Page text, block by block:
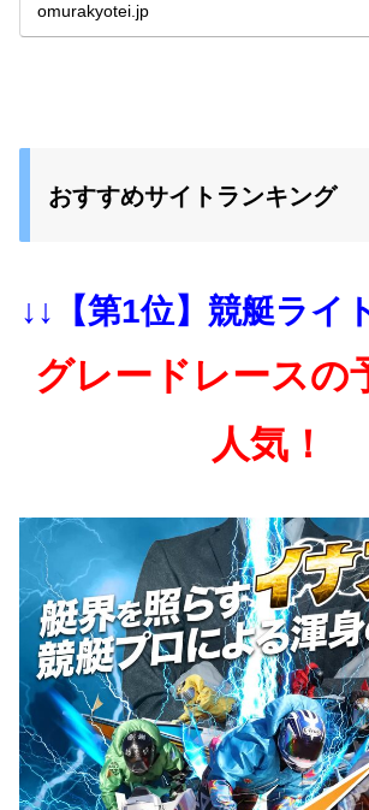
omurakyotei.jp
おすすめサイトランキング
↓↓【第1位】競艇ライ
グレードレースの
人気！